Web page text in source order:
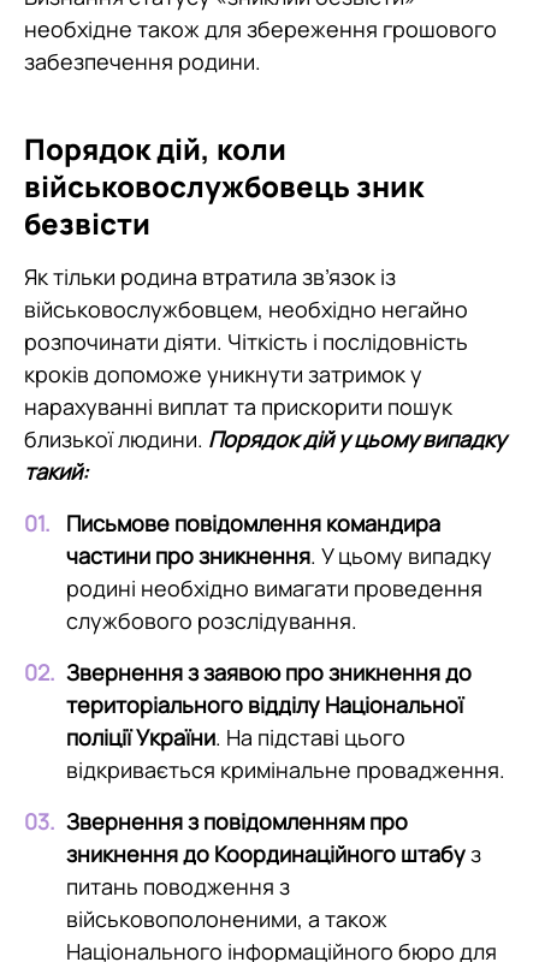
необхідне також для збереження грошового
забезпечення родини.
Порядок дій, коли
військовослужбовець зник
безвісти
Як тільки родина втратила зв’язок із
військовослужбовцем, необхідно негайно
розпочинати діяти. Чіткість і послідовність
кроків допоможе уникнути затримок у
нарахуванні виплат та прискорити пошук
близької людини. Порядок дій у цьому випадку
такий:
Письмове повідомлення командира
частини про зникнення. У цьому випадку
родині необхідно вимагати проведення
службового розслідування.
Звернення з заявою про зникнення до
територіального відділу Національної
поліції України. На підставі цього
відкривається кримінальне провадження.
Звернення з повідомленням про
зникнення до Координаційного штабуз
питань поводження з
військовополоненими, а також
Національного інформаційного бюро для